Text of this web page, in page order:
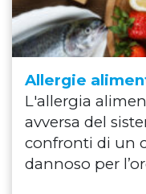
Allergie
L'allergia
avversa del
confronti di un
dannoso per